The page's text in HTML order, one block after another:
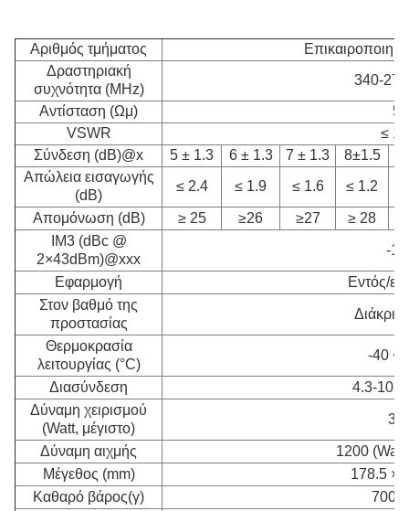
Αριθμός τμήματος
Δραστηριακή
συχνότητα (MHz)
340-
Αντίσταση (Ωμ)
50
VSWR
≤
Σύνδεση (dB)@x
5 ± 1.3 6 ± 1.3 7 ± 1.3 8±1.5
Απώλεια εισαγωγής
(dB)
≤ 2.4 ≤ 1.9 ≤ 1.6 ≤ 1.2
Απομόνωση (dB) ≥ 25 ≥26 ≥27 ≥ 28
IM3 (dBc @
2×43dBm)@xxx
-
Εφαρμογή
Εντός/
Στον βαθμό της
προστασίας
Θερμοκρασία
λειτουργίας (°C)
-40 ~
Διασύνδεση
4.3-10
Δύναμη χειρισμού
(Watt, μέγιστο)
Δύναμη αιχμής
1200
Μέγεθος (mm)
178.5 ×
Καθαρό βάρος(γ)
700±